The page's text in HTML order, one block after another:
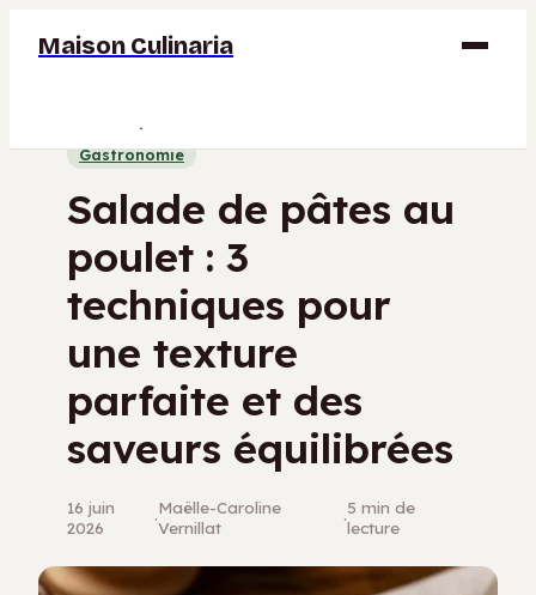
Maison Culinaria
Gastronomie
Jardinage
Gastronomie
Salade de pâtes au
poulet : 3
techniques pour
une texture
parfaite et des
saveurs équilibrées
16 juin
2026
·Maëlle-Caroline
Vernillat
·5 min de
lecture